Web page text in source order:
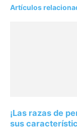
Artículos
¡Las razas de
sus